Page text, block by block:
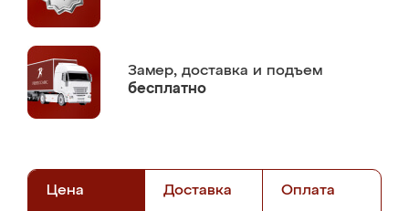
Замер, доставка и подъем
бесплатно
Цена Доставка Оплата